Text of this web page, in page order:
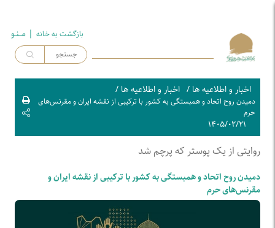
بازگشت به خـانه | مــنـو
اخبار و اطلاعیه ها / اخبار و اطلاعیه ها /
دمیدن روح اتحاد و همبستگی به کشور با ترکیبی از نقشه ایران و مقرنس‌های
حرم
۱۴۰۵/۰۲/۲۱
روایتی از یک پوستر که پرچم شد
دمیدن روح اتحاد و همبستگی به کشور با ترکیبی از نقشه ایران و
مقرنس‌های حرم